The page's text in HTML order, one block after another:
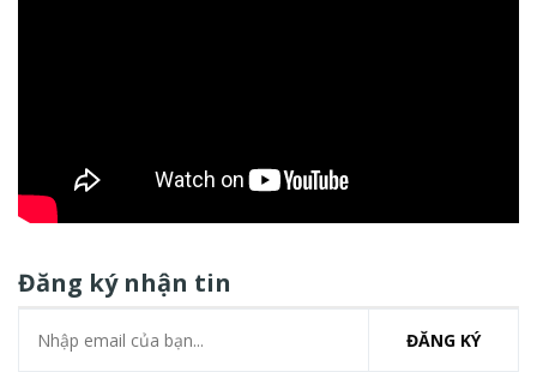
Đăng ký nhận tin
ĐĂNG KÝ